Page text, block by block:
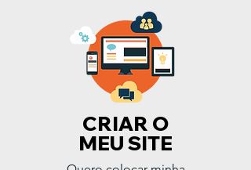
CRIAR O
MEU SITE